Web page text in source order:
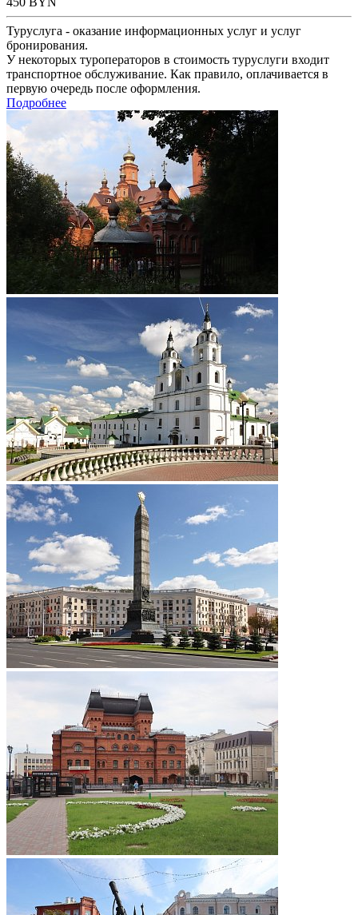
Туруслуга - оказание информационных услуг и услуг
бронирования.
У некоторых туроператоров в стоимость туруслуги входит
транспортное обслуживание. Как правило, оплачивается в
первую очередь после оформления.
Подробнее